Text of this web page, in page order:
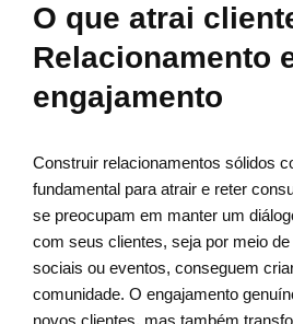
O que atrai
Relacionamento
engajamento
Construir relacionamentos sólidos
fundamental para atrair e reter
se preocupam em manter um
com seus clientes, seja por meio
sociais ou eventos, conseguem
comunidade. O engajamento